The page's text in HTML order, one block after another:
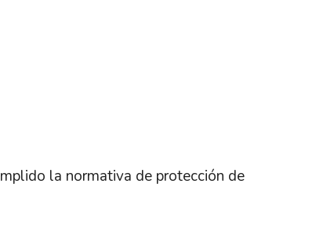
la normativa de protección de